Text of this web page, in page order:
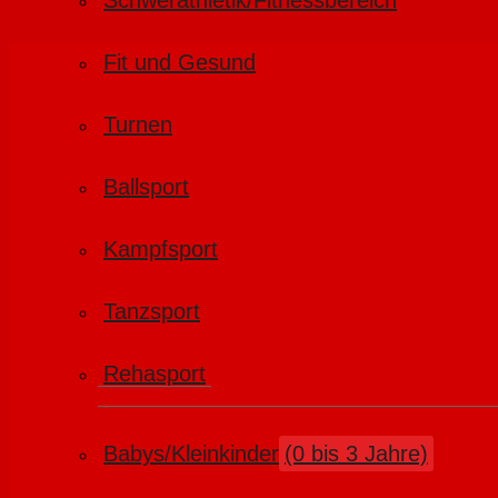
Fit und Gesund
Turnen
Ballsport
Kampfsport
Tanzsport
Rehasport
Babys/Kleinkinder (0 bis 3 Jahre)